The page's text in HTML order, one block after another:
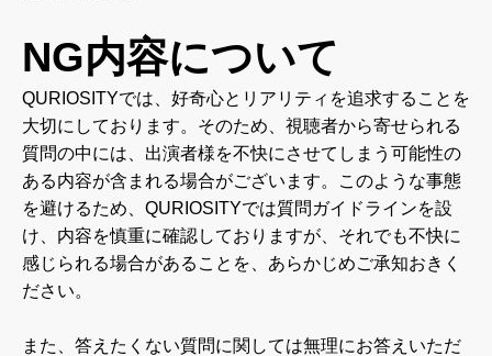
NG内容について
QURIOSITYでは、好奇心とリアリティを追求することを
大切にしております。そのため、視聴者から寄せられる
質問の中には、出演者様を不快にさせてしまう可能性の
ある内容が含まれる場合がございます。このような事態
を避けるため、QURIOSITYでは質問ガイドラインを設
け、内容を慎重に確認しておりますが、それでも不快に
感じられる場合があることを、あらかじめご承知おきく
ださい。
また、答えたくない質問に関しては無理にお答えいただ